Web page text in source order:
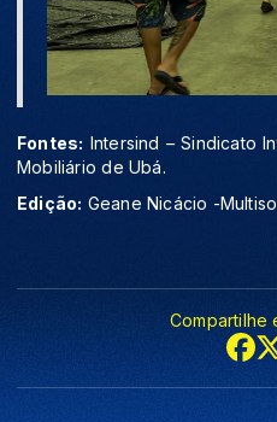
Fontes: Intersind – Sindicato
Mobiliário de Ubá.
Edição: Geane Nicácio -
Compartilhe